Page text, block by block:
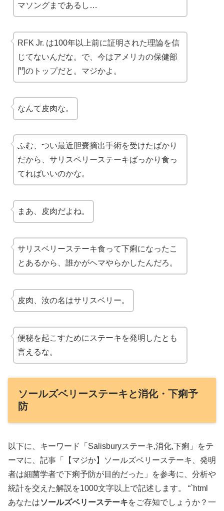
マソングまであるし…
RFK Jr. は100年以上前に証明された理論を信
じてないんだな。で、今はアメリカの保健部
門のトップだと。マジかよ。
なんて皮肉な。
ふむ、つい最近胆嚢摘出手術を受けたばかり
だから、サリスベリーステーキばっかり食っ
てればいいのかな。
まあ、皮肉だよね。
サリスベリーステーキ食って下痢になったこ
とあるから、誰かがヘマやらかしたんだろ。
皮肉、汝の名はサリスベリー。
便秘を起こすためにステーキを発明したとも
言えるな。
ソールズベリーステーキと消化・下痢予
防
以下に、キーワード「Salisburyステーキ,消化,下痢」をテ
ーマに、記事「【マジか】ソールズベリーステーキ、発明
者は細菌学者で下痢予防が目的だった」を参考に、分析や
統計を交えた解説を1000文字以上で記述します。 “`html
あなたはソールズベリーステーキをご存知でしょうか？一